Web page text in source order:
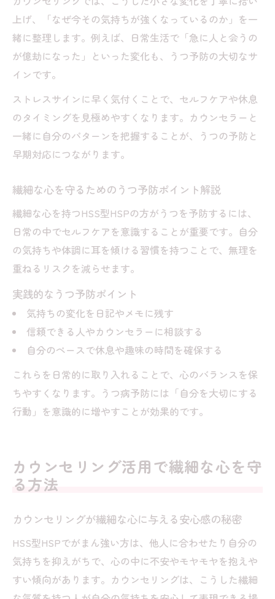
ント
上げ、「なぜ今その気持ちが強くなっているのか」を一
緒に整理します。例えば、日常生活で「急に人と会うの
が億劫になった」といった変化も、うつ予防の大切なサ
インです。
ストレスサインに早く気付くことで、セルフケアや休息
のタイミングを見極めやすくなります。カウンセラーと
一緒に自分のパターンを把握することが、うつの予防と
早期対応につながります。
繊細な心を守るためのうつ予防ポイント解説
繊細な心を持つHSS型HSPの方がうつを予防するには、
日常の中でセルフケアを意識することが重要です。自分
の気持ちや体調に耳を傾ける習慣を持つことで、無理を
重ねるリスクを減らせます。
実践的なうつ予防ポイント
気持ちの変化を日記やメモに残す
信頼できる人やカウンセラーに相談する
自分のペースで休息や趣味の時間を確保する
これらを日常的に取り入れることで、心のバランスを保
ちやすくなります。うつ病予防には「自分を大切にする
行動」を意識的に増やすことが効果的です。
カウンセリング活用で繊細な心を守
る方法
カウンセリングが繊細な心に与える安心感の秘密
HSS型HSPでがまん強い方は、他人に合わせたり自分の
気持ちを抑えがちで、心の中に不安やモヤモヤを抱えや
すい傾向があります。カウンセリングは、こうした繊細